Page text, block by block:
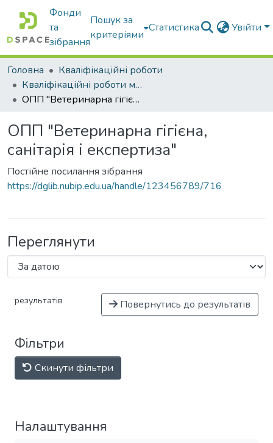
Фонди
та
зібрання
Пошук за
критеріями
Статистика Увійти
Головна
Кваліфікаційні роботи
Кваліфікаційні роботи магістрів
ОПП "Ветеринарна гігієна, санітарія і експертиза"
ОПП "Ветеринарна гігієна,
санітарія і експертиза"
Постійне посилання зібрання
https://dglib.nubip.edu.ua/handle/123456789/716
Переглянути
результатів Повернутись до результатів
Фільтри
Скинути фільтри
Налаштування